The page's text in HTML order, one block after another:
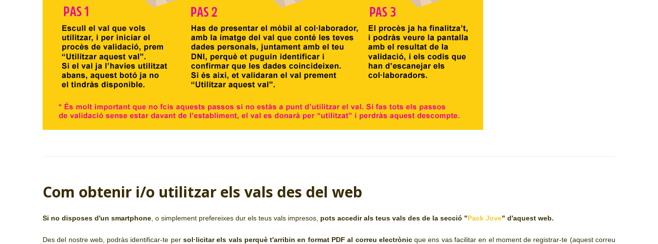
Com obtenir i/o utilitzar els vals des del web
Si no disposes d'un smartphone , o simplement prefereixes dur els teus vals impresos, pots accedir als teus vals des de la secció "Pack Jove" d'aquest web.
Des del nostre web, podràs identificar-te per sol·licitar els vals perquè t'arribin en format PDF al correu electrònicque ens vas facilitar en el moment de registrar-te (aquest correu